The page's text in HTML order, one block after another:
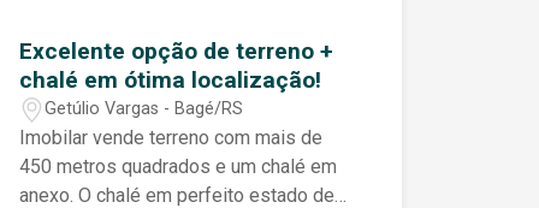
Excelente opção de terreno +
chalé em ótima localização!
Getúlio Vargas - Bagé/RS
Imobilar vende terreno com mais de
450 metros quadrados e um chalé em
anexo. O chalé em perfeito estado de